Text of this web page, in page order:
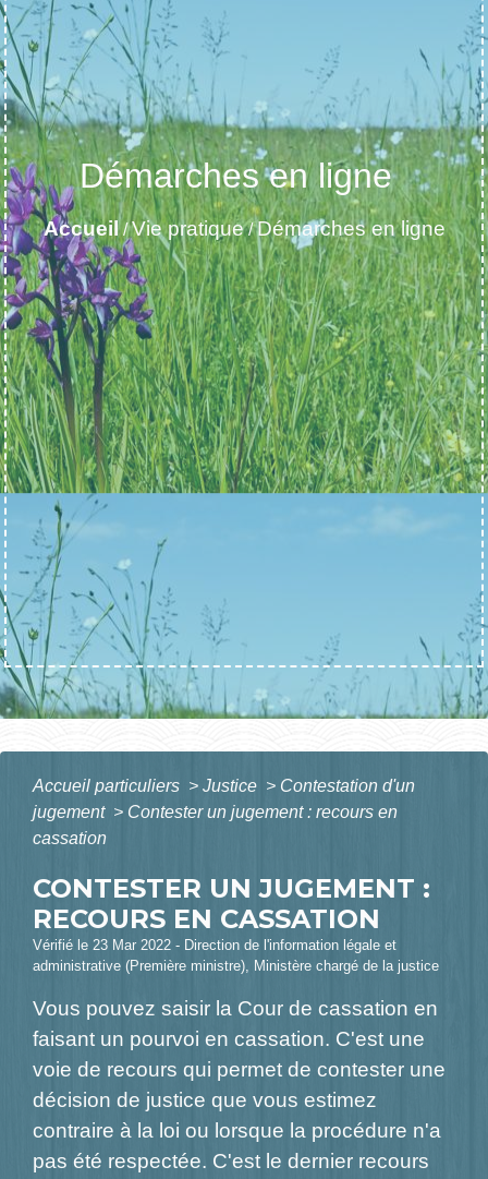
Démarches en ligne
Accueil/Vie pratique/Démarches en ligne
Accueil particuliers > Justice > Contestation d'un
jugement > Contester un jugement : recours en
cassation
CONTESTER UN JUGEMENT :
RECOURS EN CASSATION
Vérifié le 23 Mar 2022 - Direction de l'information légale et
administrative (Première ministre), Ministère chargé de la justice
Vous pouvez saisir la Cour de cassation en
faisant un pourvoi en cassation. C'est une
voie de recours qui permet de contester une
décision de justice que vous estimez
contraire à la loi ou lorsque la procédure n'a
pas été respectée. C'est le dernier recours